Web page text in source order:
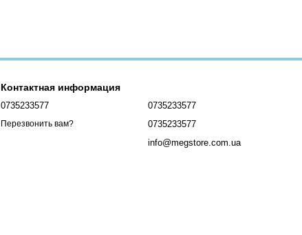
Контактная информация
0735233577
Перезвонить вам?
0735233577
0735233577
info@megstore.com.ua